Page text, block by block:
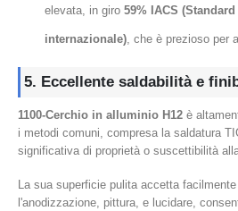
elevata, in giro 59% IACS
internazionale), che è prezioso per
5. Eccellente saldabilità e
1100-Cerchio in alluminio H12 è
i metodi comuni, compresa la saldatura
significativa di proprietà o suscettibilità
La sua superficie pulita accetta
l'anodizzazione, pittura, e lucidare,